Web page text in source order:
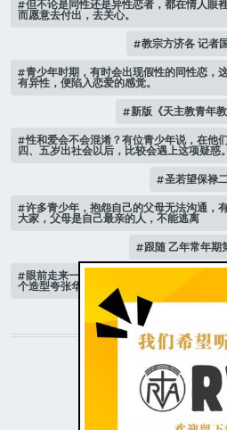
但不论是同性还是异性恋者，都在情人眼
而愿意去付出，去关心。
教宗方济各 记者
青少年时期，有时会出现假性的同性恋，
有异性，便陷入恋爱的感觉。
新版《天主教青年
性和爱会不会混淆？有位青少年说，在他
四、五岁出社会以后，比较会遇上这项疑惑。
圣若望保禄
许多青少年，抱怨自己的父母无法沟通，
大家，父母是自己最亲的人，不能逃离
跟随 乙年常年期
眼前走来一位魔女，可爱的妖媚中带点邪
个造型夸张华丽，非常特殊。
STAY CONNECTED